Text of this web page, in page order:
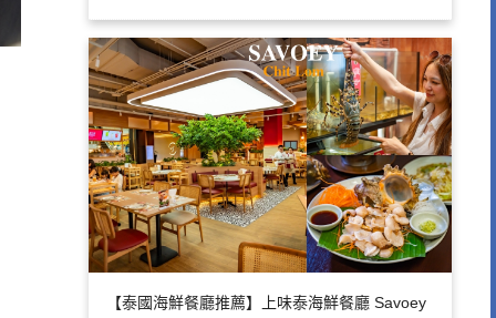
【泰國海鮮餐廳推薦】上味泰海鮮餐廳 Savoey